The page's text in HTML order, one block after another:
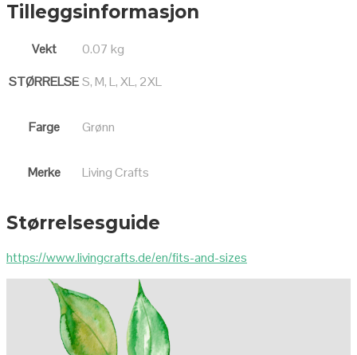
Tilleggsinformasjon
Vekt
0.07 kg
STØRRELSES, M, L, XL, 2XL
Farge Grønn
Merke Living Crafts
Størrelsesguide
https://www.livingcrafts.de/en/fits-and-sizes